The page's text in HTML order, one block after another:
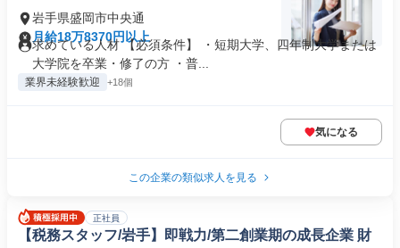
岩手県盛岡市中央通
月給18万8370円以上
求めている人材 【必須条件】 ・短期大学、四年制大学または
大学院を卒業・修了の方 ・普...
業界未経験歓迎 +18個
気になる
この企業の類似求人を見る
正社員
【税務スタッフ/岩手】即戦力/第二創業期の成長企業 財